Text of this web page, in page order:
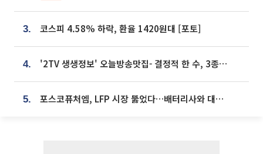
3. 코스피 4.58% 하락, 환율 1420원대 [포토]
4. '2TV 생생정보' 오늘방송맛집- 결정적 한 수, 3종 메밀면! 메밀 소바 맛집 '의○○○○'
5. 포스코퓨처엠, LFP 시장 뚫었다…배터리사와 대규모 장기 공급 합의